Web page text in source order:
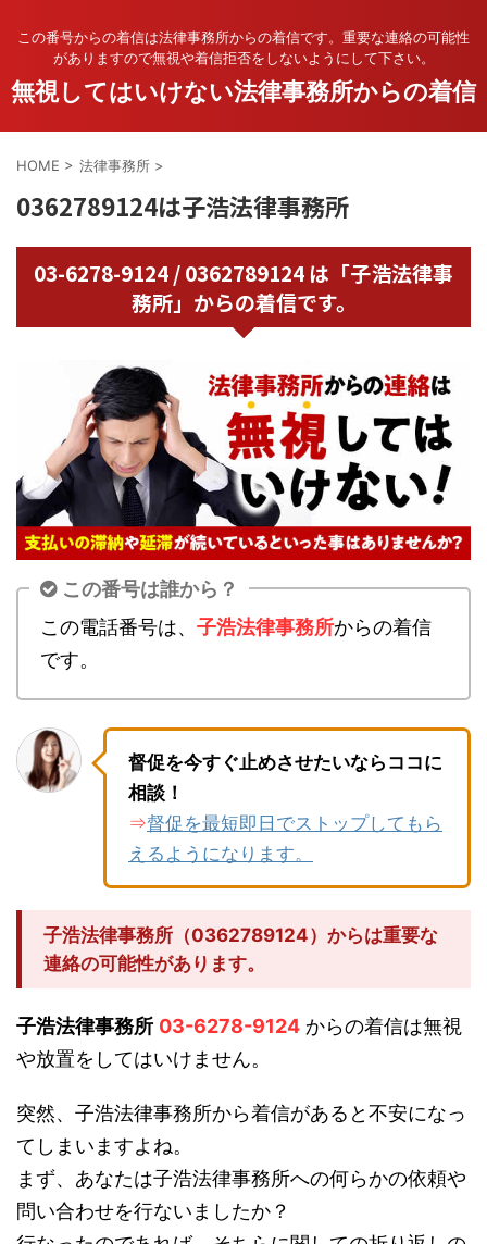
この番号からの着信は法律事務所からの着信です。重要な連絡の可能性
がありますので無視や着信拒否をしないようにして下さい。
無視してはいけない法律事務所からの着信
HOME > 法律事務所 >
0362789124は子浩法律事務所
03-6278-9124 / 0362789124 は「子浩法律事
務所」からの着信です。
この番号は誰から？
この電話番号は、 子浩法律事務所からの着信
です。
督促を今すぐ止めさせたいならココに
相談！
⇒督促を最短即日でストップしてもら
えるようになります。
子浩法律事務所（0362789124）からは重要な
連絡の可能性があります。
子浩法律事務所 03-6278-9124 からの着信は無視
や放置をしてはいけません。
突然、子浩法律事務所から着信があると不安になっ
てしまいますよね。
まず、あなたは子浩法律事務所への何らかの依頼や
問い合わせを行ないましたか？